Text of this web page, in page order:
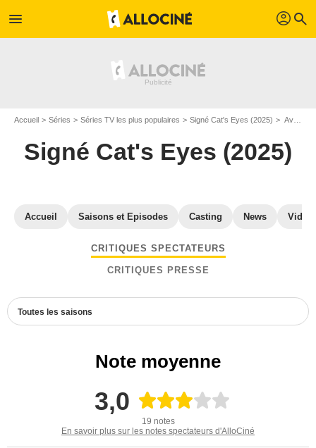
menu profil search
Accueil Séries Séries TV les plus populaires Signé Cat's Eyes (2025) Avis Signé Cat's Eyes (2025)
Signé Cat's Eyes (2025)
Accueil Saisons et Episodes Casting News
CRITIQUES SPECTATEURS
CRITIQUES PRESSE
Toutes les saisons
Note moyenne
3,0
19 notes
En savoir plus sur les notes spectateurs d'AlloCiné